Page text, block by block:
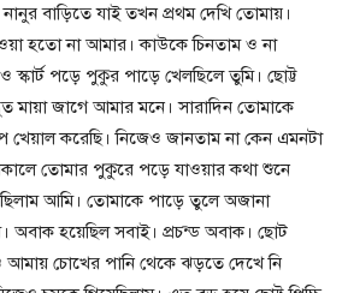
বাড়িতে যাই তখন প্রথম দেখি তোমায়।
হতো না আমার। কাউকে চিনতাম ও না
পড়ে পুকুর পাড়ে খেলছিলে তুমি। ছোট্ট
মায়া জাগে আমার মনে। সারাদিন তোমাকে
খেয়াল করেছি। নিজেও জানতাম না কেন এমনটা
তোমার পুকুরে পড়ে যাওয়ার কথা শুনে
আমি। তোমাকে পাড়ে তুলে অজানা
অবাক হয়েছিল সবাই। প্রচন্ড অবাক। ছোট
আমায় চোখের পানি থেকে ঝড়তে দেখে নি